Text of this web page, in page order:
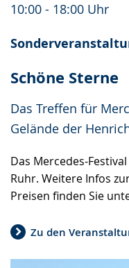
10:00 - 18:00 Uhr
Schöne Sterne
Das Treffen für
Gelände der
Das Mercedes-
Ruhr. Weitere Infos
Preisen finden Sie
Zu den